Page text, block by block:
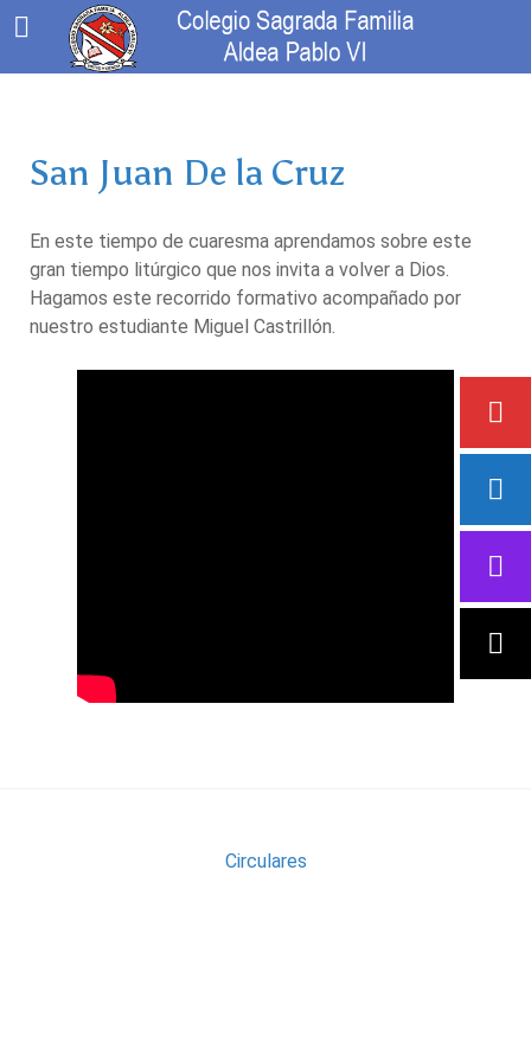
San Juan De la Cruz
En este tiempo de cuaresma aprendamos sobre este
gran tiempo litúrgico que nos invita a volver a Dios.
Hagamos este recorrido formativo acompañado por
nuestro estudiante Miguel Castrillón.
Circulares